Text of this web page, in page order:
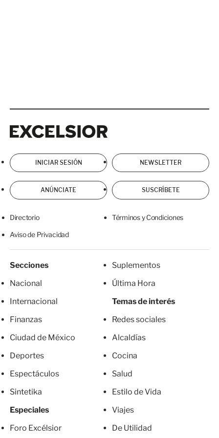
INICIAR SESIÓN NEWSLETTER
ANÚNCIATE SUSCRÍBETE
Directorio Términos y Condiciones
Aviso de Privacidad
Secciones
Nacional
Internacional
Finanzas
Ciudad de México
Deportes
Espectáculos
Sintetika
Especiales
Foro Excélsior
Suplementos
Última Hora
Temas de interés
Redes sociales
Alcaldías
Cocina
Salud
Estilo de Vida
Viajes
De Utilidad